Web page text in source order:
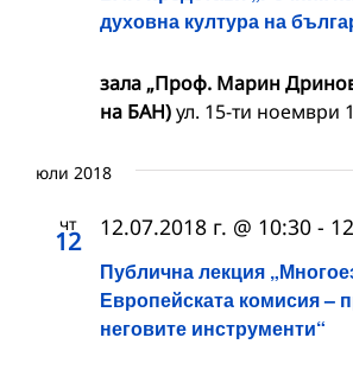
духовна култура на
зала „Проф. Марин
на БАН)ул. 15-ти ноември 1
юли 2018
чт
12
Публична лекция
Европейската комисия –
неговите инструменти“
12.07.2018 г. @ 10:30 -